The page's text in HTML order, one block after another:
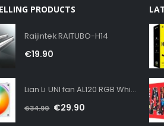
PRODUCTS
Raijintek RAITUBO-H14
€19.90
Lian Li UNI fan AL120 RGB White
€34.90 €29.90